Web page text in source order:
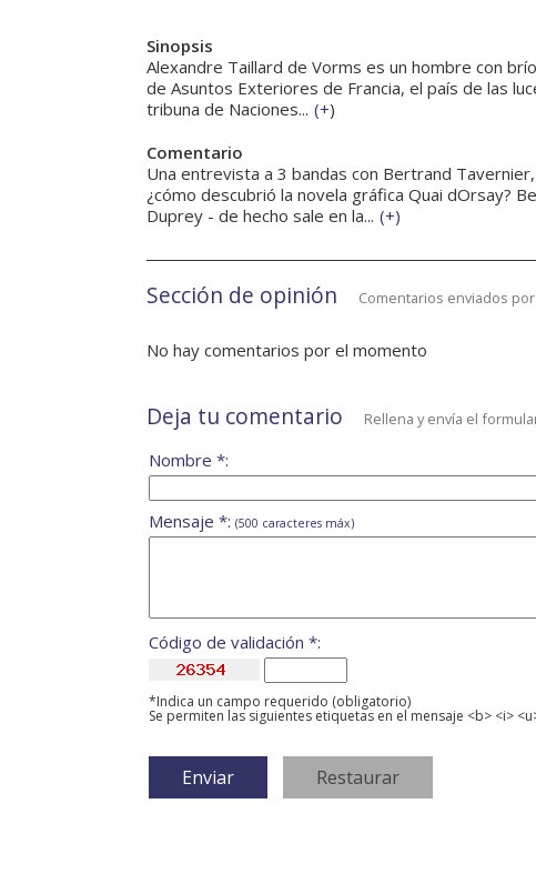
Sinopsis
Alexandre Taillard de Vorms es un hombre con
de Asuntos Exteriores de Francia, el país de las
tribuna de Naciones... (+)
Comentario
Una entrevista a 3 bandas con Bertrand
¿cómo descubrió la novela gráfica Quai dOrsay?
Duprey - de hecho sale en la... (+)
Sección de opinión Comentarios enviados
No hay comentarios por el momento
Deja tu comentario Rellena y envía el
Nombre *:
Mensaje *: (500 caracteres máx)
Código de validación *:
*Indica un campo requerido (obligatorio)
Se permiten las siguientes etiquetas en el mensaje <b> <i>